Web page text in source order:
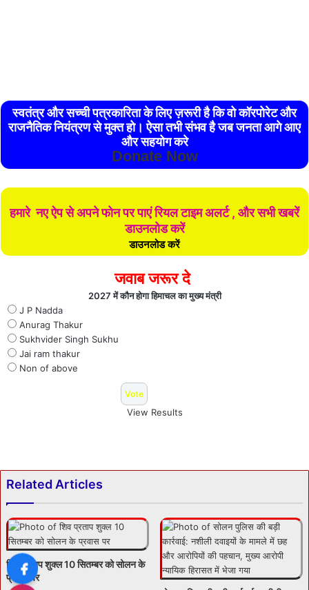
स्वतंत्र और सच्ची पत्रकारिता के लिए ज़रूरी है कि वो कॉरपोरेट और
राजनैतिक नियंत्रण से मुक्त हो। ऐसा तभी संभव है जब जनता आगे आए
और सहयोग करे
Donate Now
हमारे नए ऐप से अपने फोन पर पाएं रियल टाइम अलर्ट , और सभी खबरें
डाउनलोड करें
डाउनलोड करें
जवाब जरूर दे
2027 में कौन होगा हिमाचल का मुख्य मंत्री
J P Nadda
Anurag Thakur
Sukhvider Singh Sukhu
Jai ram thakur
Non of above
View Results
Related Articles
शिव प्रताप शुक्ल 10 सितम्बर को सोलन के
प्रवास पर